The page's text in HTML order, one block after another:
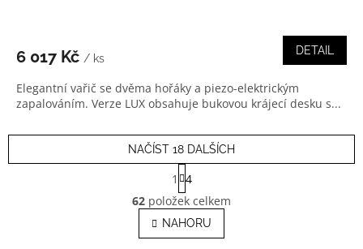
6 017 Kč / ks
DETAIL
Elegantní vařič se dvěma hořáky a piezo-elektrickým
zapalováním. Verze LUX obsahuje bukovou krájecí desku s...
O
v
l
á
NAČÍST 18 DALŠÍCH
t
r
á
n
k
1
4
62 položek celkem
NAHORU